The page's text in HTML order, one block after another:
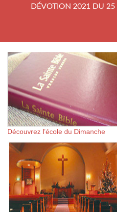
DÉVOTION 2021 DU 25
Découvrez l’école du Dimanche